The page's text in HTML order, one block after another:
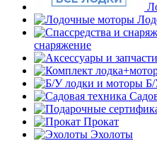
снаряжение
Б/
Прокат
Эхолоты